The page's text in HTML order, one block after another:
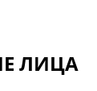
ЛИЦА